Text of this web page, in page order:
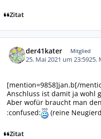
Zitat
der41kater Mitglied
25. Mai 2021 um 23:5925.
[mention=9858]jan.b[/
Anschluss ist damit ja wohl
Aber wofür braucht man
:confused:
(reine
Zitat